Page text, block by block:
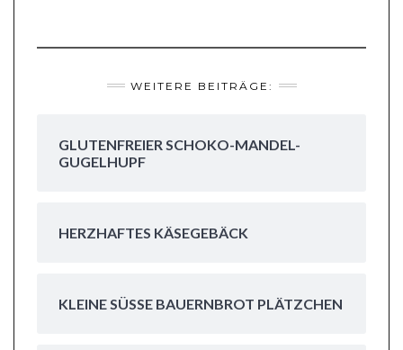
WEITERE BEITRÄGE:
GLUTENFREIER SCHOKO-MANDEL-
GUGELHUPF
HERZHAFTES KÄSEGEBÄCK
KLEINE SÜSSE BAUERNBROT PLÄTZCHEN